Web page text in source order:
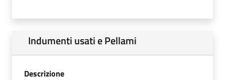
Indumenti usati e Pellami
Descrizione